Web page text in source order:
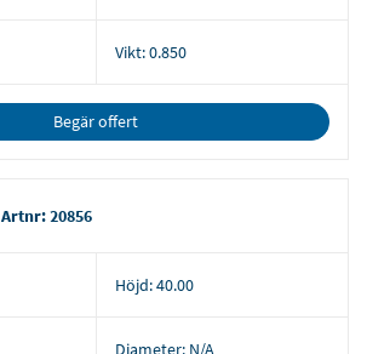
Vikt:0.850
Begär offert
Artnr: 20856
Höjd:40.00
Diameter: N/A